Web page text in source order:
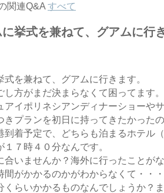
関連Q&A すべて
に挙式を兼ねて、グアムに行
式を兼ねて、グアムに行きます。
し方がまだ決まらなくて困ってます。
アイポリネシアンディナーショーや
きプランを初日に持ってきたかった
到着予定で、どちらも泊まるホテル
７時４０分なんです。
合いませんか？海外に行ったことが
間がかかるのかがわからなくて・・
くらいかかるものなんでしょうか？